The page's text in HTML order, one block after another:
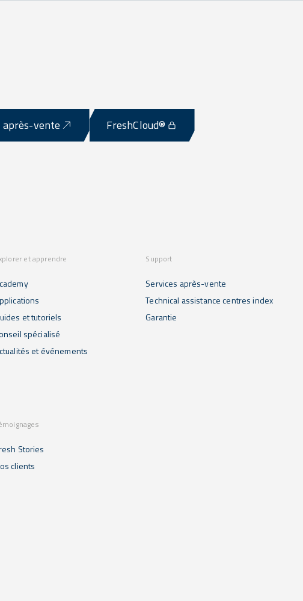
après-vente FreshCloud®
et apprendre
et tutoriels
spécialisé
et événements
Support
Services après-vente
Technical assistance centres index
Garantie
Stories
clients